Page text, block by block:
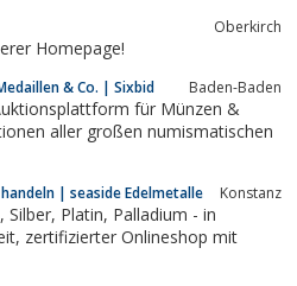
Oberkirch
Homepage!
& Co. | Sixbid Baden-Baden
für Münzen &
aller großen numismatischen
| seaside Edelmetalle Konstanz
mit